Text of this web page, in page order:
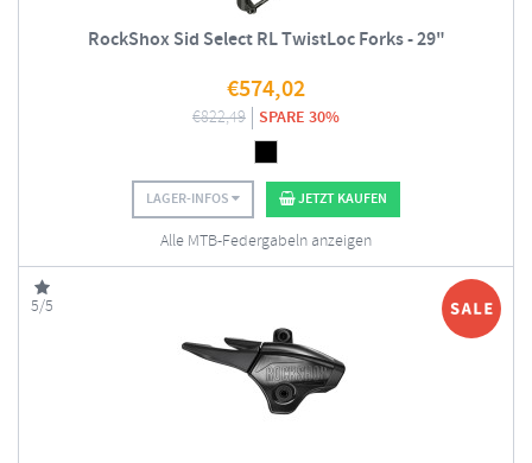
RockShox Sid Select RL TwistLoc Forks - 29"
€574,02
€822,49 SPARE 30%
LAGER-INFOS JETZT KAUFEN
Alle MTB-Federgabeln anzeigen
5/5